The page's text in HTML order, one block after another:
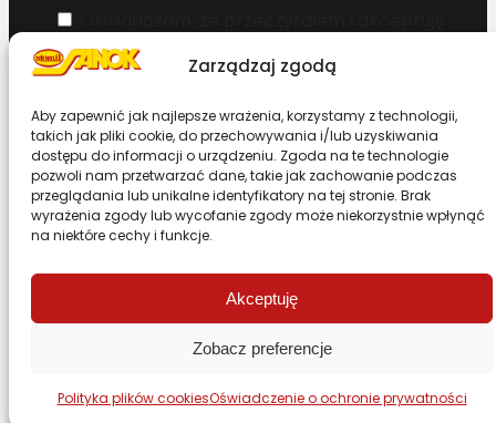
Zarządzaj zgodą
Aby zapewnić jak najlepsze wrażenia, korzystamy z technologii,
takich jak pliki cookie, do przechowywania i/lub uzyskiwania
dostępu do informacji o urządzeniu. Zgoda na te technologie
pozwoli nam przetwarzać dane, takie jak zachowanie podczas
przeglądania lub unikalne identyfikatory na tej stronie. Brak
wyrażenia zgody lub wycofanie zgody może niekorzystnie wpłynąć
na niektóre cechy i funkcje.
Akceptuję
Zobacz preferencje
Polityka plików cookiesOświadczenie o ochronie prywatności
warunki korzystania z serwisu
Design & Code by Foxstudio.eu
Przewiń stronę do góry